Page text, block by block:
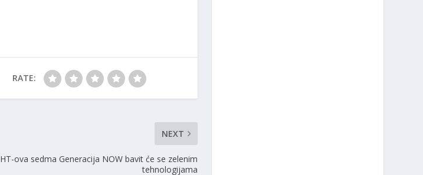
RATE:
NEXT
HT-ova sedma Generacija NOW bavit će se zelenim
tehnologijama